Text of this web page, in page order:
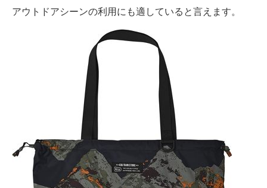
アウトドアシーンの利用にも適していると言えます。